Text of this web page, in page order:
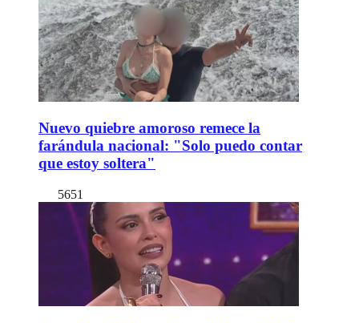
Nuevo quiebre amoroso remece la
farándula nacional: "Solo puedo contar
que estoy soltera"
5651